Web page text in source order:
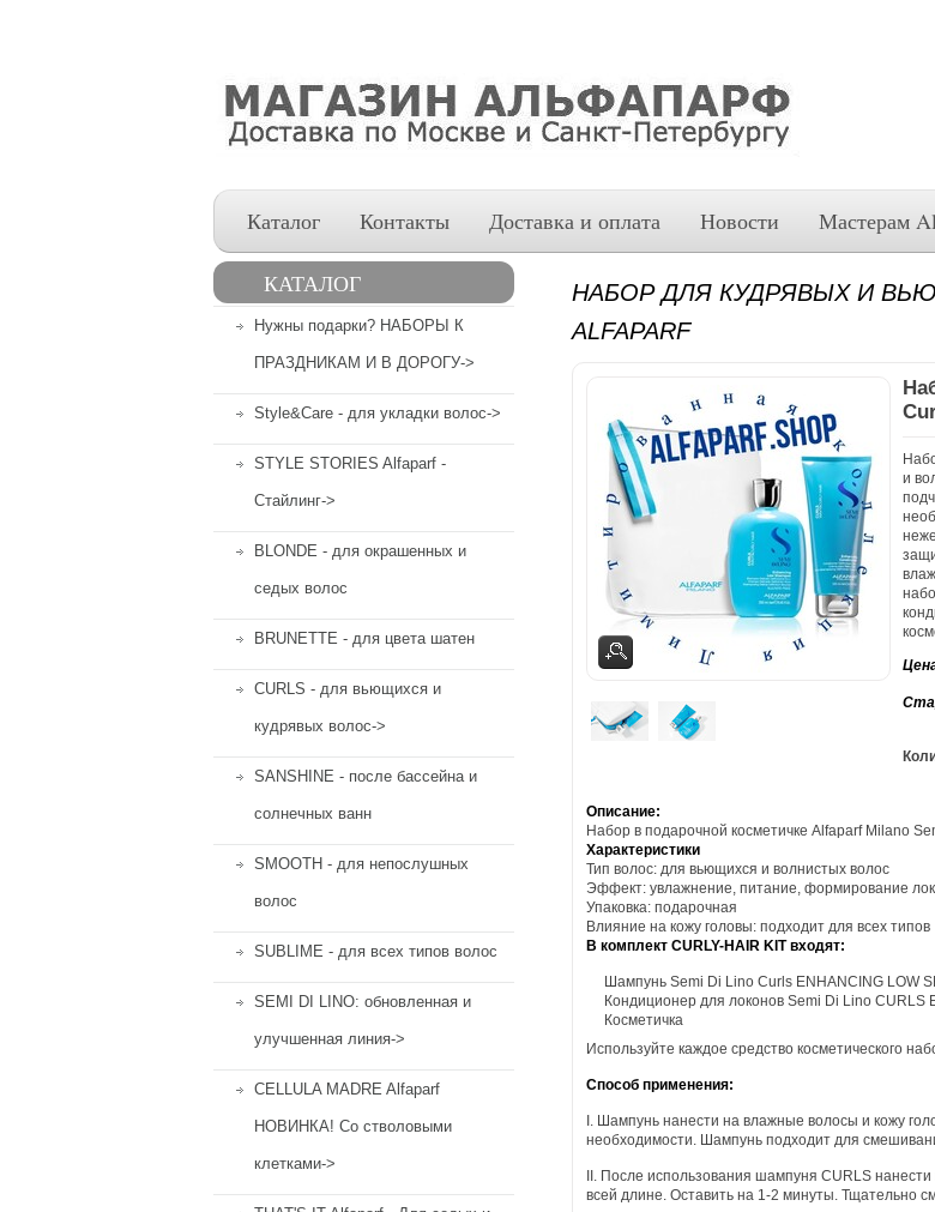
Каталог Контакты Доставка и оплата Новости Мастерам
КАТАЛОГ
Нужны подарки? НАБОРЫ К
ПРАЗДНИКАМ И В ДОРОГУ->
Style&Care - для укладки волос->
STYLE STORIES Alfaparf -
Стайлинг->
BLONDE - для окрашенных и
седых волос
BRUNETTE - для цвета шатен
CURLS - для вьющихся и
кудрявых волос->
SANSHINE - после бассейна и
солнечных ванн
SMOOTH - для непослушных
волос
SUBLIME - для всех типов волос
SEMI DI LINO: обновленная и
улучшенная линия->
CELLULA MADRE Alfaparf
НОВИНКА! Со стволовыми
клетками->
НАБОР ДЛЯ КУДРЯВЫХ И
ALFAPARF
и
Описание:
Набор в подарочной косметичке Alfaparf Milano
Характеристики
Тип волос: для вьющихся и волнистых волос
Эффект: увлажнение, питание, формирование
Упаковка: подарочная
Влияние на кожу головы: подходит для всех типов
В комплект CURLY-HAIR KIT входят:
Шампунь Semi Di Lino Curls ENHANCING LOW
Кондиционер для локонов Semi Di Lino CURLS
Косметичка
Используйте каждое средство косметического
Способ применения:
I. Шампунь нанести на влажные волосы и кожу
необходимости. Шампунь подходит для
II. После использования шампуня CURLS
всей длине. Оставить на 1-2 минуты. Тщательно